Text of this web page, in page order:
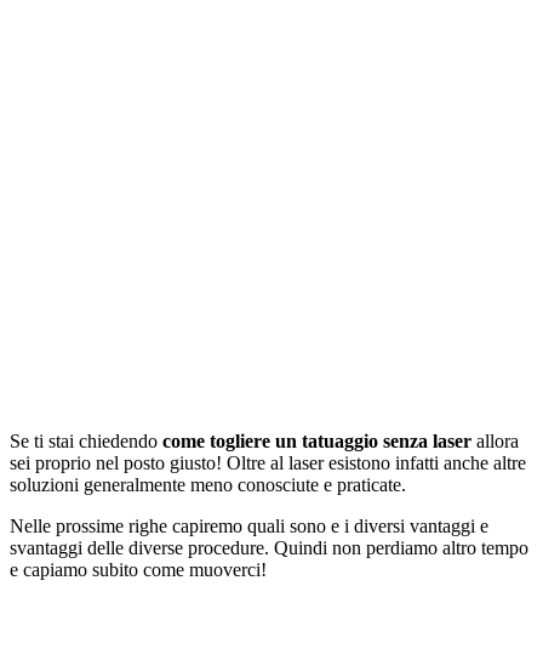
Se ti stai chiedendo come togliere un tatuaggio senza laser allora
sei proprio nel posto giusto! Oltre al laser esistono infatti anche altre
soluzioni generalmente meno conosciute e praticate.
Nelle prossime righe capiremo quali sono e i diversi vantaggi e
svantaggi delle diverse procedure. Quindi non perdiamo altro tempo
e capiamo subito come muoverci!